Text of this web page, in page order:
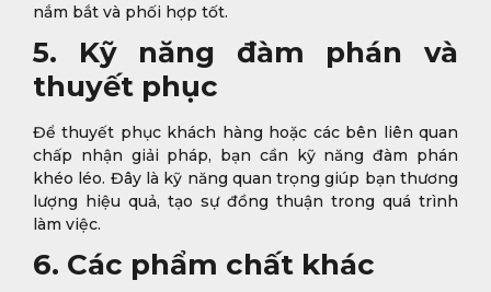
nắm bắt và phối hợp tốt.
5. Kỹ năng đàm phán và
thuyết phục
Để thuyết phục khách hàng hoặc các bên liên quan
chấp nhận giải pháp, bạn cần kỹ năng đàm phán
khéo léo. Đây là kỹ năng quan trọng giúp bạn thương
lượng hiệu quả, tạo sự đồng thuận trong quá trình
làm việc.
6. Các phẩm chất khác